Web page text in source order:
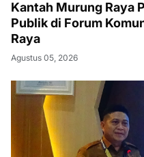
Kantah Murung Raya
Publik di Forum
Raya
Agustus 05, 2026